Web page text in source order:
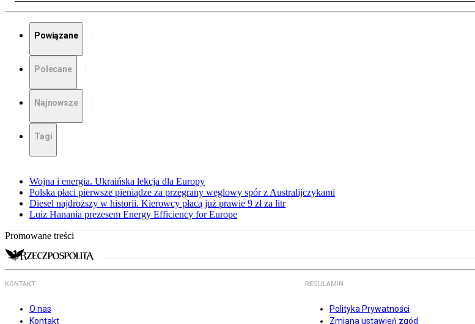
Powiązane
Polecane
Najnowsze
Tagi
Wojna i energia. Ukraińska lekcja dla Europy
Polska płaci pierwsze pieniądze za przegrany węglowy spór z Australijczykami
Diesel najdroższy w historii. Kierowcy płacą już prawie 9 zł za litr
Luiz Hanania prezesem Energy Efficiency for Europe
Promowane treści
KONTAKT
O nas
Kontakt
REGULAMIN
Polityka Prywatności
Zmiana ustawień zgód